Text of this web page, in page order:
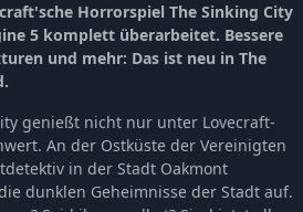
Horrorspiel The Sinking City
5 komplett überarbeitet. Bessere
und mehr: Das ist neu in The
genießt nicht nur unter Lovecraft-
An der Ostküste der Vereinigten
in der Stadt Oakmont
dunklen Geheimnisse der Stadt auf.